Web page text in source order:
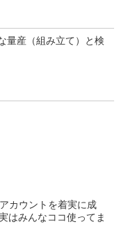
量産（組み立て）と検
カウントを着実に成
はみんなココ使ってま